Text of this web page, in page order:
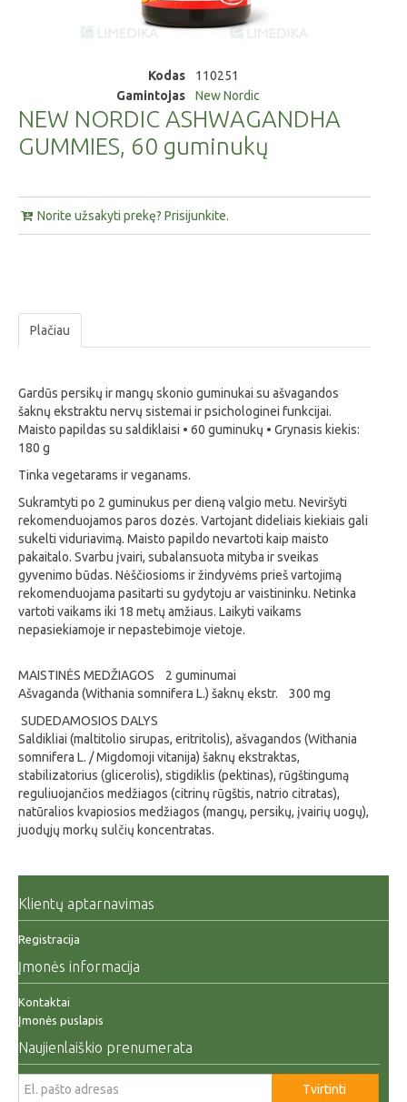
Kodas
110251
Gamintojas
New Nordic
NEW NORDIC ASHWAGANDHA
GUMMIES, 60 guminukų
Norite užsakyti prekę? Prisijunkite.
Plačiau
Gardūs persikų ir mangų skonio guminukai su ašvagandos
šaknų ekstraktu nervų sistemai ir psichologinei funkcijai.
Maisto papildas su saldiklaisi • 60 guminukų • Grynasis kiekis:
180 g
Tinka vegetarams ir veganams.
Sukramtyti po 2 guminukus per dieną valgio metu. Neviršyti
rekomenduojamos paros dozės. Vartojant dideliais kiekiais gali
sukelti viduriavimą. Maisto papildo nevartoti kaip maisto
pakaitalo. Svarbu įvairi, subalansuota mityba ir sveikas
gyvenimo būdas. Nėščiosioms ir žindyvėms prieš vartojimą
rekomenduojama pasitarti su gydytoju ar vaistininku. Netinka
vartoti vaikams iki 18 metų amžiaus. Laikyti vaikams
nepasiekiamoje ir nepastebimoje vietoje.
MAISTINĖS MEDŽIAGOS 2 guminumai
Ašvaganda (Withania somnifera L.) šaknų ekstr. 300 mg
SUDEDAMOSIOS DALYS
Saldikliai (maltitolio sirupas, eritritolis), ašvagandos (Withania
somnifera L. / Migdomoji vitanija) šaknų ekstraktas,
stabilizatorius (glicerolis), stigdiklis (pektinas), rūgštingumą
reguliuojančios medžiagos (citrinų rūgštis, natrio citratas),
natūralios kvapiosios medžiagos (mangų, persikų, įvairių uogų),
juodųjų morkų sulčių koncentratas.
Klientų aptarnavimas
Registracija
Įmonės informacija
Kontaktai
Įmonės puslapis
Naujienlaiškio prenumerata
Tvirtinti